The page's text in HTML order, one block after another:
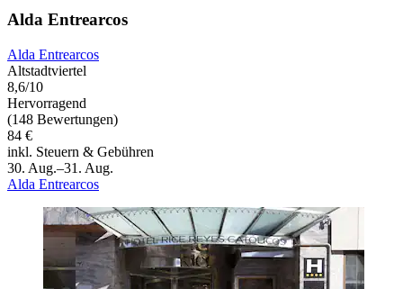
Alda Entrearcos
Alda Entrearcos
Altstadtviertel
8,6/10
Hervorragend
(148 Bewertungen)
84 €
inkl. Steuern & Gebühren
30. Aug.–31. Aug.
Alda Entrearcos